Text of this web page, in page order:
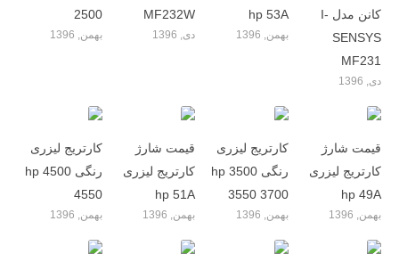
2500
بهمن, 1396
MF232W
دی, 1396
hp 53A
بهمن, 1396
کانن مدل I-
SENSYS
MF231
دی, 1396
کارتریج لیزری
رنگی hp 4500
4550
بهمن, 1396
قیمت شارژ
کارتریج لیزری
hp 51A
بهمن, 1396
کارتریج لیزری
رنگی hp 3500
3550 3700
بهمن, 1396
قیمت شارژ
کارتریج لیزری
hp 49A
بهمن, 1396